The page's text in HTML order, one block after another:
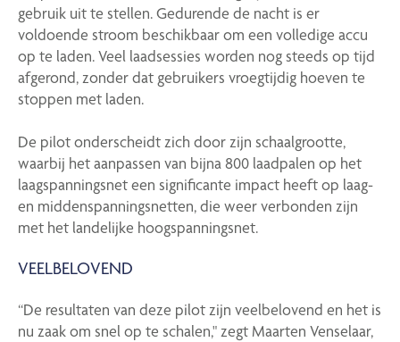
gebruik uit te stellen. Gedurende de nacht is er
voldoende stroom beschikbaar om een volledige accu
op te laden. Veel laadsessies worden nog steeds op tijd
afgerond, zonder dat gebruikers vroegtijdig hoeven te
stoppen met laden.
De pilot onderscheidt zich door zijn schaalgrootte,
waarbij het aanpassen van bijna 800 laadpalen op het
laagspanningsnet een significante impact heeft op laag-
en middenspanningsnetten, die weer verbonden zijn
met het landelijke hoogspanningsnet.
VEELBELOVEND
“De resultaten van deze pilot zijn veelbelovend en het is
nu zaak om snel op te schalen," zegt Maarten Venselaar,